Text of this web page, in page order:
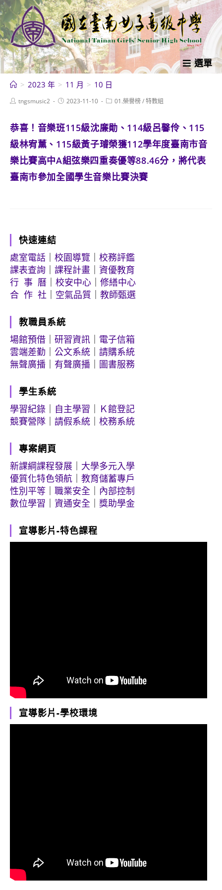
跳
轉
至
主
要
內
選單
> 2023 年 > 11 月 > 10 日
Posttngsmusic2
Post2023-11-10
Post01.榮譽榜/特教組
恭喜！音樂班115級沈廉勛、114級呂馨伶、115
級林宥薰、115級黃子璿榮獲112學年度臺南市音
樂比賽高中A組弦樂四重奏優等88.46分，將代表
臺南市參加全國學生音樂比賽決賽
快速連結
處室電話
校園導覽
校務評鑑
課表查詢
課程計畫
資優教育
行 事 曆
校安中心
修繕中心
合 作 社
空氣品質 教師甄選
教職員系統
場館預借
研習資訊
電子信箱
雲端差勤
公文系統
請購系統
無聲廣播
有聲廣播 圖書服務
學生系統
學習紀錄
自主學習
Ｋ館登記
競賽營隊
請假系統 校務系統
專案網頁
新課綱課程發展
大學多元入學
優質化特色領航
教育儲蓄專戶
性別平等
職業安全
內部控制
數位學習
資通安全 獎助學金
宣導影片-特色課程
宣導影片-學校環境